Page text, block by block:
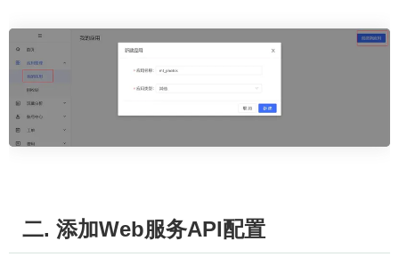
二. 添加Web服务API配置